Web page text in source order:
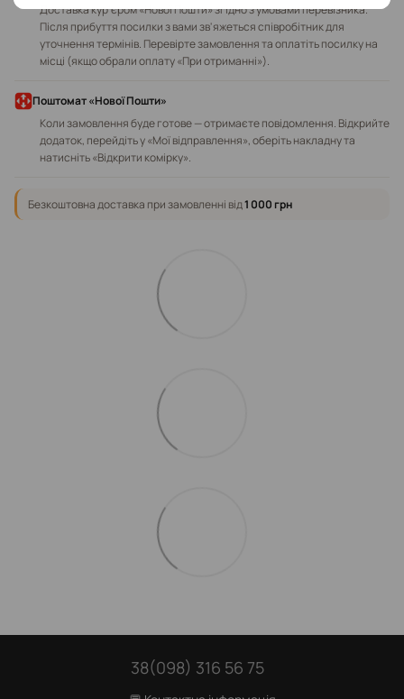
Доставка кур'єром «Нової Пошти» згідно з умовами перевізника.
Після прибуття посилки з вами зв'яжеться співробітник для
уточнення термінів. Перевірте замовлення та оплатіть посилку на
місці (якщо обрали оплату «При отриманні»).
Поштомат «Нової Пошти»
Коли замовлення буде готове — отримаєте повідомлення. Відкрийте
додаток, перейдіть у «Мої відправлення», оберіть накладну та
натисніть «Відкрити комірку».
Безкоштовна доставка при замовленні від1 000 грн
38(098) 316 56 75